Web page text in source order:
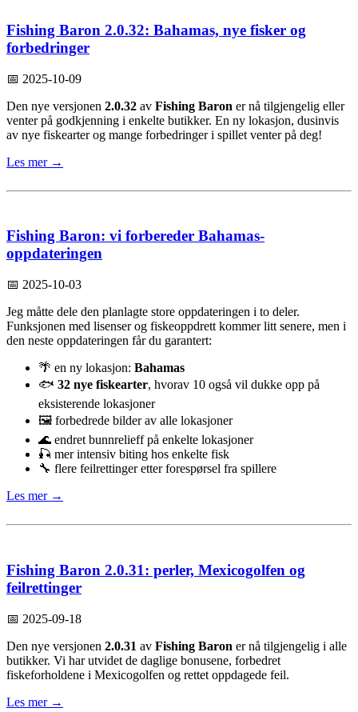
Fishing Baron 2.0.32: Bahamas, nye fisker og
forbedringer
📅 2025-10-09
Den nye versjonen 2.0.32 av Fishing Baron er nå tilgjengelig eller
venter på godkjenning i enkelte butikker. En ny lokasjon, dusinvis
av nye fiskearter og mange forbedringer i spillet venter på deg!
Les mer →
Fishing Baron: vi forbereder Bahamas-
oppdateringen
📅 2025-10-03
Jeg måtte dele den planlagte store oppdateringen i to deler.
Funksjonen med lisenser og fiskeoppdrett kommer litt senere, men i
den neste oppdateringen får du garantert:
🌴 en ny lokasjon: Bahamas
🐟 32 nye fiskearter, hvorav 10 også vil dukke opp på
eksisterende lokasjoner
🖼️ forbedrede bilder av alle lokasjoner
🌊 endret bunnrelieff på enkelte lokasjoner
🎣 mer intensiv biting hos enkelte fisk
🔧 flere feilrettinger etter forespørsel fra spillere
Les mer →
Fishing Baron 2.0.31: perler, Mexicogolfen og
feilrettinger
📅 2025-09-18
Den nye versjonen 2.0.31 av Fishing Baron er nå tilgjengelig i alle
butikker. Vi har utvidet de daglige bonusene, forbedret
fiskeforholdene i Mexicogolfen og rettet oppdagede feil.
Les mer →